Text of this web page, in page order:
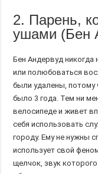
2. Парень,
ушами (Бен
Бен Андервуд
или полюбоваться
были удалены,
было 3 года. Тем ни
велосипеде и живет
себя использовать
городу. Ему не нужны
использует свой
щелчок, звук